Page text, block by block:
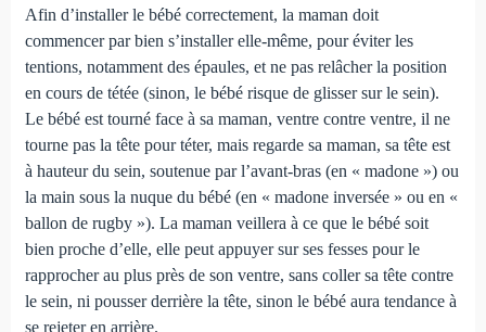
Afin d’installer le bébé correctement, la maman doit
commencer par bien s’installer elle-même, pour éviter les
tentions, notamment des épaules, et ne pas relâcher la position
en cours de tétée (sinon, le bébé risque de glisser sur le sein).
Le bébé est tourné face à sa maman, ventre contre ventre, il ne
tourne pas la tête pour téter, mais regarde sa maman, sa tête est
à hauteur du sein, soutenue par l’avant-bras (en « madone ») ou
la main sous la nuque du bébé (en « madone inversée » ou en «
ballon de rugby »). La maman veillera à ce que le bébé soit
bien proche d’elle, elle peut appuyer sur ses fesses pour le
rapprocher au plus près de son ventre, sans coller sa tête contre
le sein, ni pousser derrière la tête, sinon le bébé aura tendance à
se rejeter en arrière.